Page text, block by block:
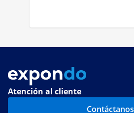
Atención al cliente
Contáctanos